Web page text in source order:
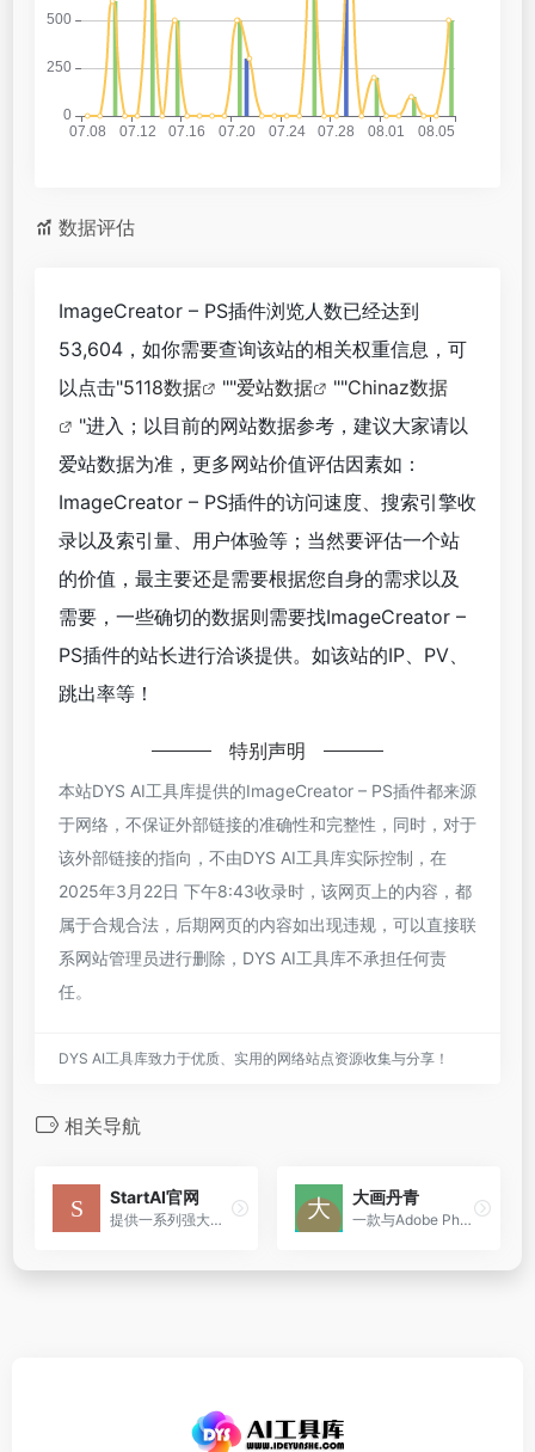
数据评估
ImageCreator – PS插件浏览人数已经达到
53,604，如你需要查询该站的相关权重信息，可
以点击"5118数据 ""爱站数据 ""Chinaz数据
"进入；以目前的网站数据参考，建议大家请以
爱站数据为准，更多网站价值评估因素如：
ImageCreator – PS插件的访问速度、搜索引擎收
录以及索引量、用户体验等；当然要评估一个站
的价值，最主要还是需要根据您自身的需求以及
需要，一些确切的数据则需要找ImageCreator –
PS插件的站长进行洽谈提供。如该站的IP、PV、
跳出率等！
特别声明
本站DYS AI工具库提供的ImageCreator – PS插件都来源
于网络，不保证外部链接的准确性和完整性，同时，对于
该外部链接的指向，不由DYS AI工具库实际控制，在
2025年3月22日 下午8:43收录时，该网页上的内容，都
属于合规合法，后期网页的内容如出现违规，可以直接联
系网站管理员进行删除，DYS AI工具库不承担任何责
任。
DYS AI工具库致力于优质、实用的网络站点资源收集与分享！
相关导航
StartAI官网
提供一系列强大的AI功能，轻松提升设计效率，激发无限创意
大画丹青
一款与Adobe Photoshop无缝衔接的AI绘画软件，为设计师在使用Photoshop处理图像时提供丰富的AI绘画功能与灵感